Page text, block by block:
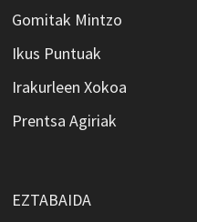
Gomitak Mintzo
Ikus Puntuak
Irakurleen Xokoa
Prentsa Agiriak
EZTABAIDA